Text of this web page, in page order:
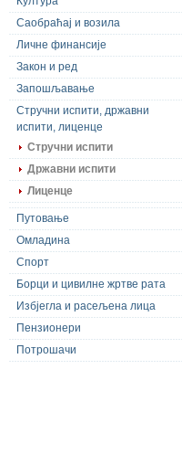
Саобраћај и возила
Личне финансије
Закон и ред
Запошљавање
Стручни испити, државни
испити, лиценце
Стручни испити
Државни испити
Лиценце
Путовање
Омладина
Спорт
Борци и цивилне жртве рата
Избјегла и расељена лица
Пензионери
Потрошачи